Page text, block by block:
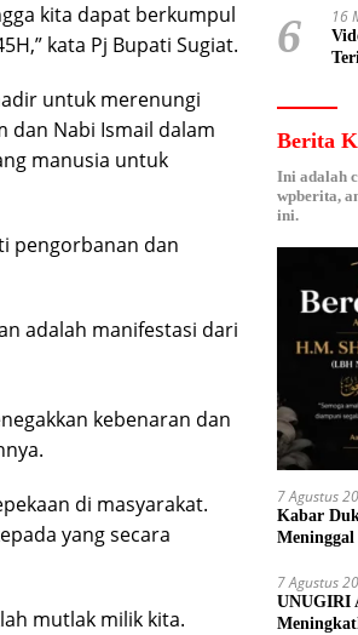
kita dapat berkumpul
kata Pj Bupati Sugiat.
untuk merenungi
dan Nabi Ismail dalam
manusia untuk
pengorbanan dan
adalah manifestasi dari
kebenaran dan
di masyarakat.
yang secara
mutlak milik kita.
6 16
Berita
Ini adalah
wpberita,
ini.
7 Agustus
Kabar
7 Agustus
UNUGIRI